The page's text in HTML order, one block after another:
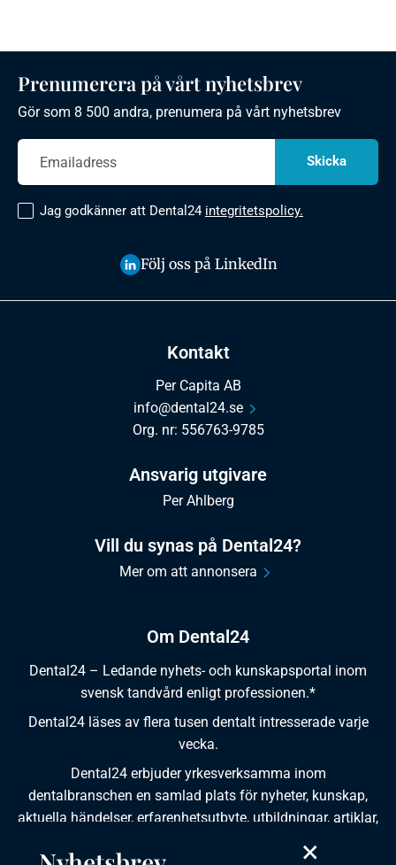
Om Dental24
Dental24 – Ledande nyhets- och kunskapsportal inom
svensk tandvård enligt professionen.*
Dental24 läses av flera tusen dentalt intresserade varje
vecka.
Dental24 erbjuder yrkesverksamma inom
dentalbranschen en samlad plats för nyheter, kunskap,
aktuella händelser, erfarenhetsutbyte, utbildningar, artiklar,
Kontakt
Per Capita AB
info@dental24.se
Org. nr: 556763-9785
Ansvarig utgivare
Per Ahlberg
Vill du synas på Dental24?
Mer om att annonsera
Prenumerera på vårt nyhetsbrev
Gör som 8 500 andra, prenumera på vårt nyhetsbrev
Jag godkänner att Dental24 integritetspolicy.
Följ oss på LinkedIn
×